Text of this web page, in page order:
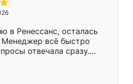
в Ренессанс, осталась
Менеджер всё быстро
отвечала сразу.
в субботу, подошёл к
Собрали
аккуратно, даже